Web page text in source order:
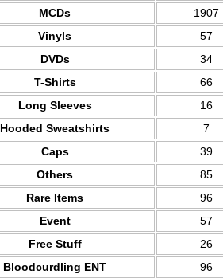
MCDs
1907
Vinyls
57
DVDs
34
T-Shirts
66
Long Sleeves
16
Hooded Sweatshirts
7
Caps
39
Others
85
Rare Items
96
Event
57
Free Stuff
26
Bloodcurdling ENT
96